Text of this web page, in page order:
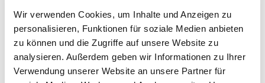
Wir verwenden Cookies, um Inhalte und Anzeigen zu
personalisieren, Funktionen für soziale Medien anbieten
zu können und die Zugriffe auf unsere Website zu
analysieren. Außerdem geben wir Informationen zu Ihrer
Verwendung unserer Website an unsere Partner für
954057 Simply tie bar 135 x 88 x 65 mm